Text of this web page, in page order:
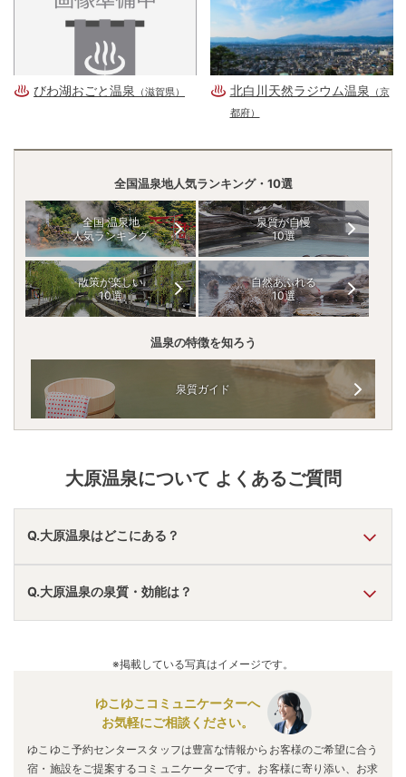
びわ湖おごと温泉 （滋賀県） 北白川天然ラジウム温泉
（京
都府）
全国温泉地人気ランキング・10選
全国 温泉地
人気ランキング
泉質が自慢
10選
散策が楽しい
10選
自然あふれる
10選
温泉の特徴を知ろう
泉質ガイド
大原温泉について よくあるご質問
Q.大原温泉はどこにある？
A. 大原温泉 は、京都府京都市左京区大原
車でお越しの方は、京都東ICから車で約40分。
電車でお越しの方は、京都駅からバスで約60分。
Q.大原温泉の泉質・効能は？
疲労、冷え性、痔疾などと言われています。
※掲載している写真はイメージです。
ゆこゆこコミュニケーターへ
お気軽にご相談ください。
ゆこゆこ予約センタースタッフは豊富な情報からお客様のご希望に合う
宿・施設をご提案するコミュニケーターです。お客様に寄り添い、お求